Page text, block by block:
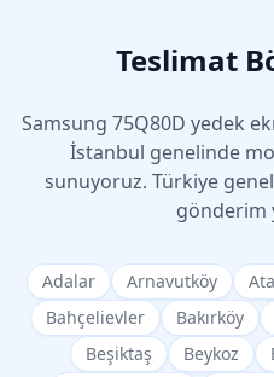
Teslimat
Samsung 75Q80D yedek
İstanbul genelinde
sunuyoruz. Türkiye
gönderim
Adalar Arnavutköy
Bahçelievler
Bakırköy
Beşiktaş
Beykoz